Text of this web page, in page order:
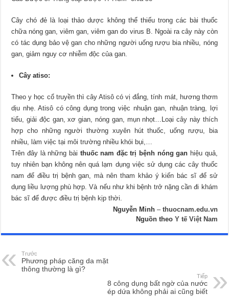
Cây chó đẻ là loại thảo dược không thể thiếu trong các bài thuốc
chữa nóng gan, viêm gan, viêm gan do virus B. Ngoài ra cây này còn
có tác dụng bảo vệ gan cho những người uống rượu bia nhiều, nóng
gan, giảm nguy cơ nhiễm độc của gan.
Cây atiso:
Theo y học cổ truyền thì cây Atisô có vị đắng, tính mát, hương thơm
dịu nhẹ. Atisô có công dụng trong việc nhuận gan, nhuận tràng, lợi
tiểu, giải độc gan, xơ gian, nóng gan, mụn nhọt…Loại cây này thích
hợp cho những người thường xuyên hút thuốc, uống rượu, bia
nhiều, làm việc tại môi trường nhiều khói bụi,…
Trên đây là những bài thuốc nam đặc trị bệnh nóng gan hiệu quả,
tuy nhiên bạn không nên quá lạm dụng việc sử dụng các cây thuốc
nam để điều trị bệnh gan, mà nên tham khảo ý kiến bác sĩ để sử
dụng liều lượng phù hợp. Và nếu như khi bệnh trở nặng cần đi khám
bác sĩ để được điều trị bệnh kịp thời.
Nguyễn Minh– thuocnam.edu.vn
Nguồn theo Y tế Việt Nam
Trước
Phương pháp căng da mặt
thông thường là gì?
Tiếp
8 công dụng bất ngờ của nước
ép dứa không phải ai cũng biết